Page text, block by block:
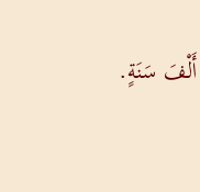
سَنَةٍ.